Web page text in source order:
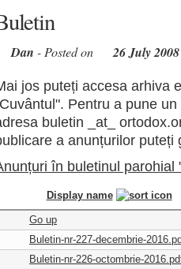
Dan - Posted on 26 July 2008
jos puteți accesa arhiva
Pentru a pune
buletin _at_
a anunțurilor puteți
în buletinul parohial
Display name
Go up
Buletin-nr-227-decembrie-
Buletin-nr-226-octombrie-